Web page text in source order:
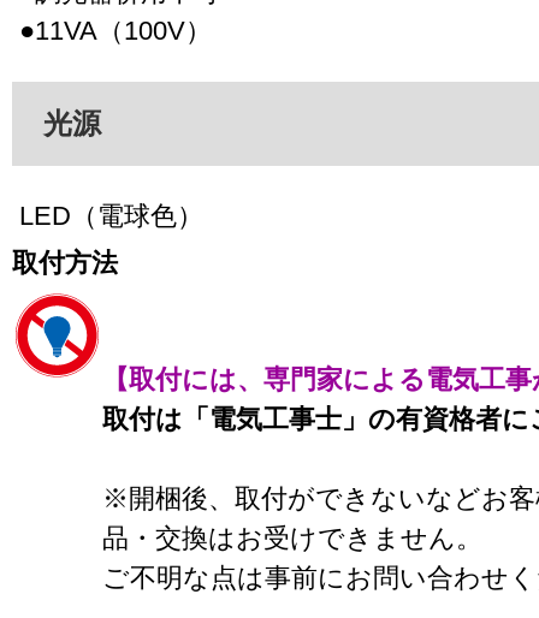
●11VA（100V）
光源
LED（電球色）
取付方法
【取付には、専門家による電気工
取付は「電気工事士」の有資格者
※開梱後、取付ができないなどお
品・交換はお受けできません。
ご不明な点は事前にお問い合わせ